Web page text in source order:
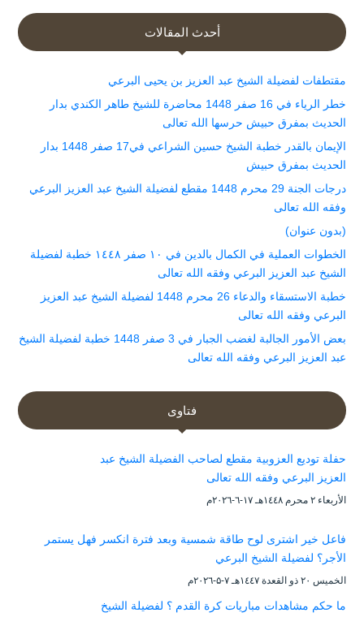
أحدث المقالات
مقتطفات لفضيلة الشيخ عبد العزيز بن يحيى البرعي
خطر الرياء في 16 صفر 1448 محاضرة للشيخ طاهر الكندي بدار
الحديث بمفرق حبيش حرسها الله تعالى
الإيمان بالقدر خطبة الشيخ حسين الشراعي في17 صفر 1448 بدار
الحديث بمفرق حبيش
درجات الجنة 29 محرم 1448 مقطع لفضيلة الشيخ عبد العزيز البرعي
وفقه الله تعالى
(بدون عنوان)
الخطوات العملية في الكمال بالدين في ١٠ صفر ١٤٤٨ خطبة لفضيلة
الشيخ عبد العزيز البرعي وفقه الله تعالى
خطبة الاستسقاء والدعاء 26 محرم 1448 لفضيلة الشيخ عبد العزيز
البرعي وفقه الله تعالى
بعض الأمور الجالبة لغضب الجبار في 3 صفر 1448 خطبة لفضيلة الشيخ
عبد العزيز البرعي وفقه الله تعالى
فتاوى
حفلة توديع العزوبية مقطع لصاحب الفضيلة الشيخ عبد
العزيز البرعي وفقه الله تعالى
الأربعاء ۲ محرم ۱٤٤۸هـ ۱۷-٦-۲۰۲٦م
فاعل خير اشترى لوح طاقة شمسية وبعد فترة انكسر فهل يستمر
الأجر؟ لفضيلة الشيخ البرعي
الخميس ۲۰ ذو القعدة ۱٤٤۷هـ ۷-۵-۲۰۲٦م
ما حكم مشاهدات مباريات كرة القدم ؟ لفضيلة الشيخ